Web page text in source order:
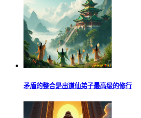
矛盾的整合是出道仙弟子最高级的修行